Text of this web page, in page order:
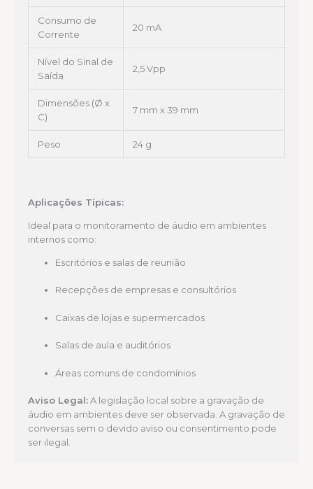
Consumo de
Corrente
20 mA
Nível do Sinal de
Saída
2,5 Vpp
Dimensões (Ø x
C)
7 mm x 39 mm
Peso 24 g
Aplicações Típicas:
Ideal para o monitoramento de áudio em ambientes
internos como:
Escritórios e salas de reunião
Recepções de empresas e consultórios
Caixas de lojas e supermercados
Salas de aula e auditórios
Áreas comuns de condomínios
Aviso Legal:A legislação local sobre a gravação de
áudio em ambientes deve ser observada. A gravação de
conversas sem o devido aviso ou consentimento pode
ser ilegal.